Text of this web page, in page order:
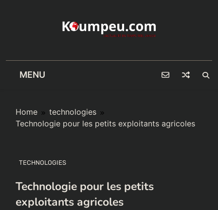
MENU
Home
technologies
Technologie pour les petits exploitants agricoles
TECHNOLOGIES
Technologie pour les petits
exploitants agricoles